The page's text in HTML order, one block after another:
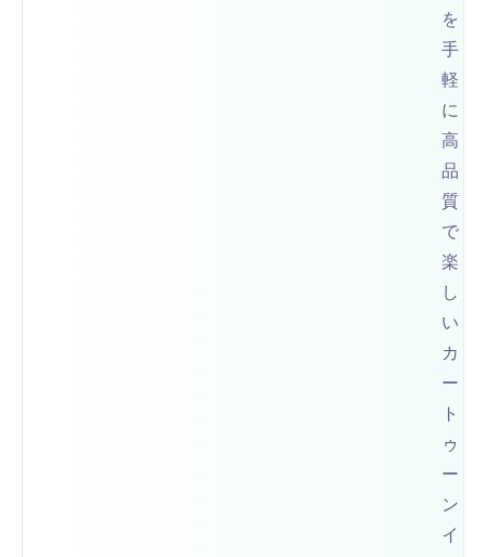
を
手
軽
に
高
品
質
で
楽
し
い
カ
ー
ト
ゥ
ー
ン
イ